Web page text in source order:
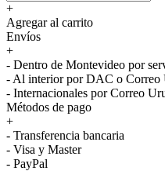
+
Agregar al carrito
Envíos
+
- Dentro de Montevideo por
- Al interior por DAC o Correo
- Internacionales por Correo
Métodos de pago
+
- Transferencia bancaria
- Visa y Master
- PayPal